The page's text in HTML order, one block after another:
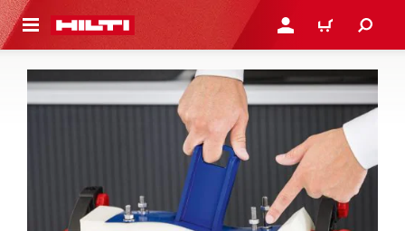
ΕΛΕΓΞΕΙΣ ΤΟ ΠΑΚΕΤΟ ΠΟΥ ΕΧΕΙΣ ΦΤΙΑΞΕΙ ΚΆΝΕ ΣΎΝΔΕΣΗ Ή
ΚΑΛΆΘΙ